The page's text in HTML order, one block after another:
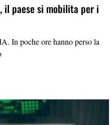
il paese si mobilita per i
In poche ore hanno perso la